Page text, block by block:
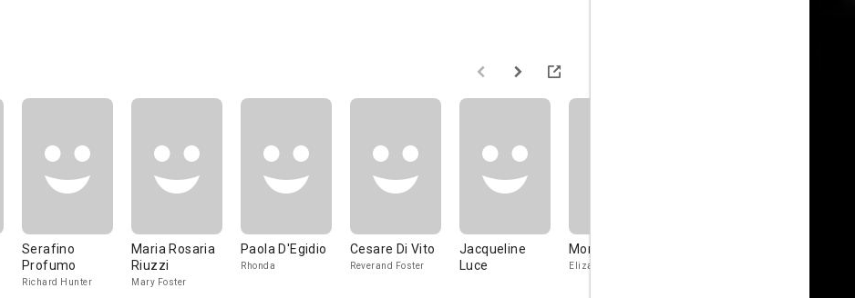
Serafino
Profumo
Richard Hunter
Maria Rosaria
Riuzzi
Mary Foster
Paola D'Egidio
Rhonda
Cesare Di Vito
Reverand Foster
Jacqueline
Luce
Monica Nickel
Eliza Foster